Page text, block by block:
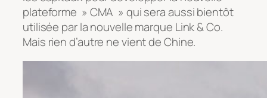
plateforme » CMA » qui sera aussi bientôt
utilisée par la nouvelle marque Link & Co.
Mais rien d’autre ne vient de Chine.